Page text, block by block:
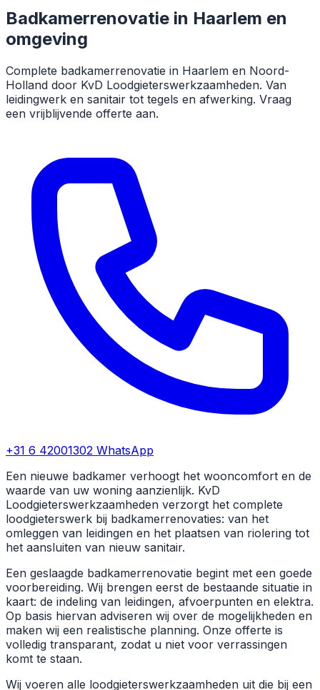
Badkamerrenovatie in Haarlem en
omgeving
Complete badkamerrenovatie in Haarlem en Noord-
Holland door KvD Loodgieterswerkzaamheden. Van
leidingwerk en sanitair tot tegels en afwerking. Vraag
een vrijblijvende offerte aan.
+31 6 42001302 WhatsApp
Een nieuwe badkamer verhoogt het wooncomfort en de
waarde van uw woning aanzienlijk. KvD
Loodgieterswerkzaamheden verzorgt het complete
loodgieterswerk bij badkamerrenovaties: van het
omleggen van leidingen en het plaatsen van riolering tot
het aansluiten van nieuw sanitair.
Een geslaagde badkamerrenovatie begint met een goede
voorbereiding. Wij brengen eerst de bestaande situatie in
kaart: de indeling van leidingen, afvoerpunten en elektra.
Op basis hiervan adviseren wij over de mogelijkheden en
maken wij een realistische planning. Onze offerte is
volledig transparant, zodat u niet voor verrassingen
komt te staan.
Wij voeren alle loodgieterswerkzaamheden uit die bij een